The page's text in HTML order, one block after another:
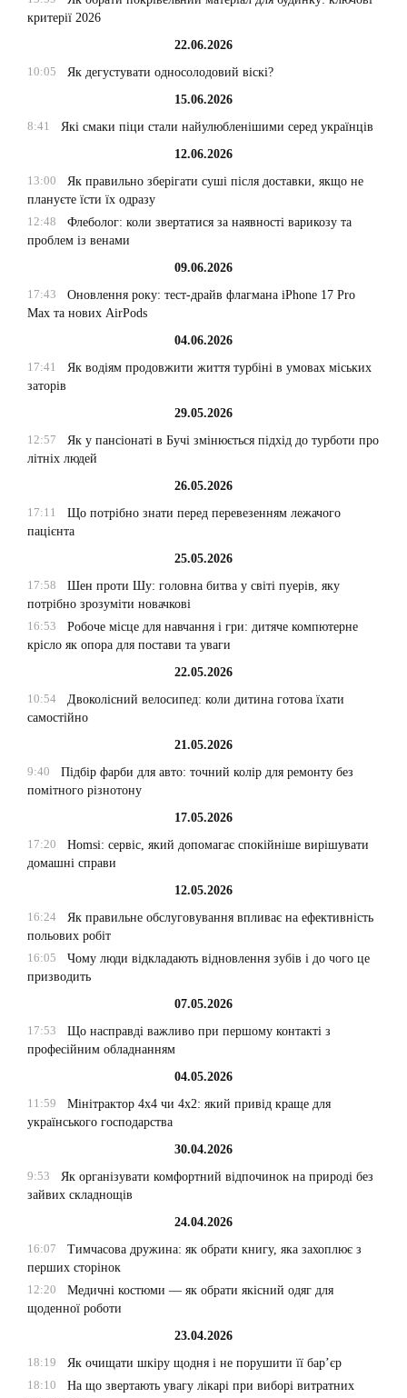
критерії 2026
22.06.2026
10:05
Як дегустувати односолодовий віскі?
15.06.2026
8:41
Які смаки піци стали найулюбленішими серед українців
12.06.2026
13:00
Як правильно зберігати суші після доставки, якщо не
плануєте їсти їх одразу
12:48
Флеболог: коли звертатися за наявності варикозу та
проблем із венами
09.06.2026
17:43
Оновлення року: тест-драйв флагмана iPhone 17 Pro
Max та нових AirPods
04.06.2026
17:41
Як водіям продовжити життя турбіні в умовах міських
заторів
29.05.2026
12:57
Як у пансіонаті в Бучі змінюється підхід до турботи про
літніх людей
26.05.2026
17:11
Що потрібно знати перед перевезенням лежачого
пацієнта
25.05.2026
17:58
Шен проти Шу: головна битва у світі пуерів, яку
потрібно зрозуміти новачкові
16:53
Робоче місце для навчання і гри: дитяче компютерне
крісло як опора для постави та уваги
22.05.2026
10:54
Двоколісний велосипед: коли дитина готова їхати
самостійно
21.05.2026
9:40
Підбір фарби для авто: точний колір для ремонту без
помітного різнотону
17.05.2026
17:20
Homsi: сервіс, який допомагає спокійніше вирішувати
домашні справи
12.05.2026
16:24
Як правильне обслуговування впливає на ефективність
польових робіт
16:05
Чому люди відкладають відновлення зубів і до чого це
призводить
07.05.2026
17:53
Що насправді важливо при першому контакті з
професійним обладнанням
04.05.2026
11:59
Мінітрактор 4х4 чи 4х2: який привід краще для
українського господарства
30.04.2026
9:53
Як організувати комфортний відпочинок на природі без
зайвих складнощів
24.04.2026
16:07
Тимчасова дружина: як обрати книгу, яка захоплює з
перших сторінок
12:20
Медичні костюми — як обрати якісний одяг для
щоденної роботи
23.04.2026
18:19
Як очищати шкіру щодня і не порушити її бар’єр
18:10
На що звертають увагу лікарі при виборі витратних